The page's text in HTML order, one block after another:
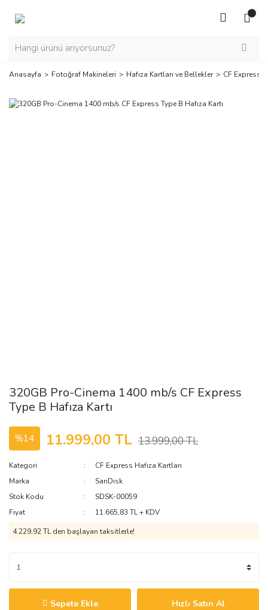
Anasayfa Fotoğraf Makineleri Hafıza Kartları ve Bellekler CF Express
320GB Pro-Cinema 1400 mb/s CF Express
Type B Hafıza Kartı
%14 11.999,00 TL 13.999,00 TL
Kategori
CF Express Hafıza Kartları
Marka
SanDisk
Stok Kodu
SDSK-00059
Fiyat
11.665,83 TL + KDV
4.229,92 TL den başlayan taksitlerle!
Sepete Ekle Hızlı Satın Al